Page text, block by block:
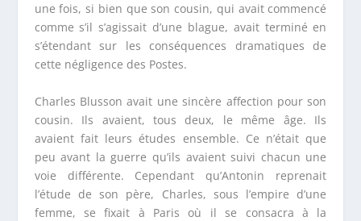
une fois, si bien que son cousin, qui avait commencé
comme s’il s’agissait d’une blague, avait terminé en
s’étendant sur les conséquences dramatiques de
cette négligence des Postes.
Charles Blusson avait une sincère affection pour son
cousin. Ils avaient, tous deux, le même âge. Ils
avaient fait leurs études ensemble. Ce n’était que
peu avant la guerre qu’ils avaient suivi chacun une
voie différente. Cependant qu’Antonin reprenait
l’étude de son père, Charles, sous l’empire d’une
femme, se fixait à Paris où il se consacra à la